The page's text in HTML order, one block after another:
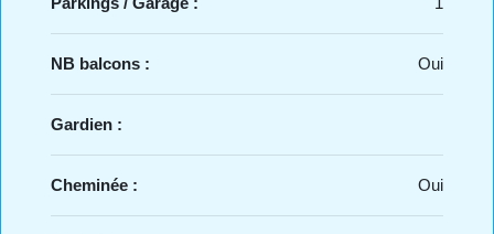
NB balcons : Oui
Gardien :
Cheminée : Oui